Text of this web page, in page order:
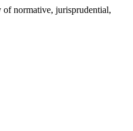
normative, jurisprudential,